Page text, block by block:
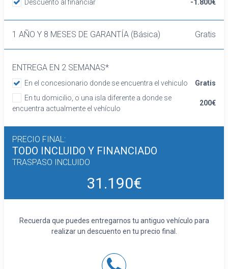
abatible asimétrico
Volante de aluminio y cuero
Cierre centralizado con NFC
Confort
Limitador de velocidad
Elevalunas eléctricos delanteros y traseros
Dirección asistida
Equipo de audio
Regulación de los faros con sensor de
oscuridad
Control de crucero con control de crucero
adaptativo (ACC) y función stop/go
delanteros con sensor, sistema de distancia
de aparcamiento traseros con cámara
Descuento al financiar -1.800€
1 AÑO Y 8 MESES DE GARANTÍA (Básica) Gratis
ENTREGA EN 2 SEMANAS*
En el concesionario donde se encuentra el vehiculo
Gratis
En tu domicilio, o una isla diferente a donde se
encuentra actualmente el vehículo
200€
PRECIO FINAL:
TODO INCLUIDO Y FINANCIADO
TRASPASO INCLUIDO
31.190€
Recuerda que puedes entregarnos tu antiguo vehículo para
realizar un descuento en tu precio final.